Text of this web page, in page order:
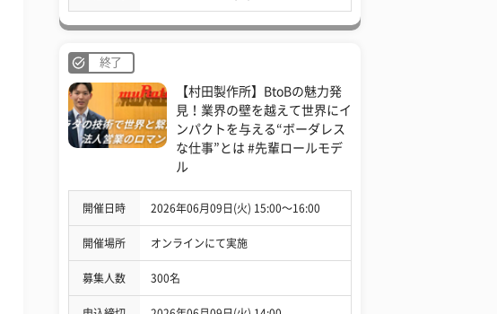
終了
【村田製作所】BtoBの魅力発
見！業界の壁を越えて世界にイ
ンパクトを与える“ボーダレス
な仕事”とは #先輩ロールモデ
ル
開催日時 2026年06月09日(火) 15:00〜16:00
開催場所 オンラインにて実施
募集人数 300名